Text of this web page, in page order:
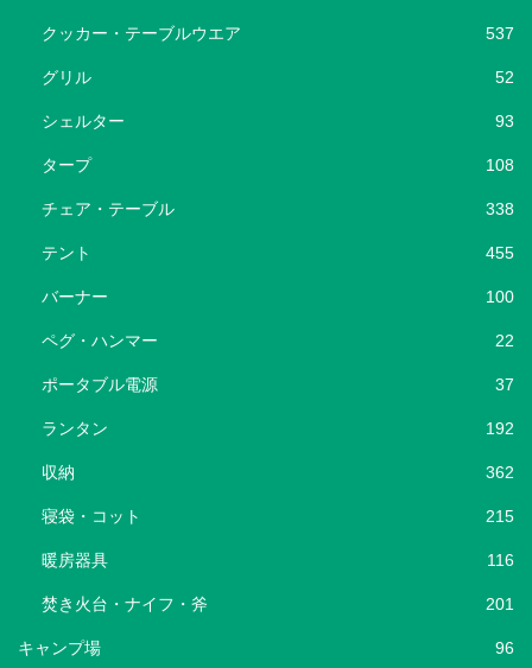
クッカー・テーブルウエア 537
グリル 52
シェルター 93
タープ 108
チェア・テーブル 338
テント 455
バーナー 100
ペグ・ハンマー 22
ポータブル電源 37
ランタン 192
収納 362
寝袋・コット 215
暖房器具 116
焚き火台・ナイフ・斧 201
キャンプ場 96